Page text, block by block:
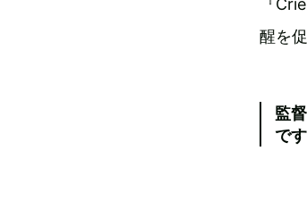
『
醒を
監
です